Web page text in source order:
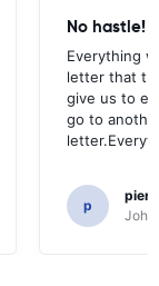
No hastle!
Everything
letter that
give us to
go to
p